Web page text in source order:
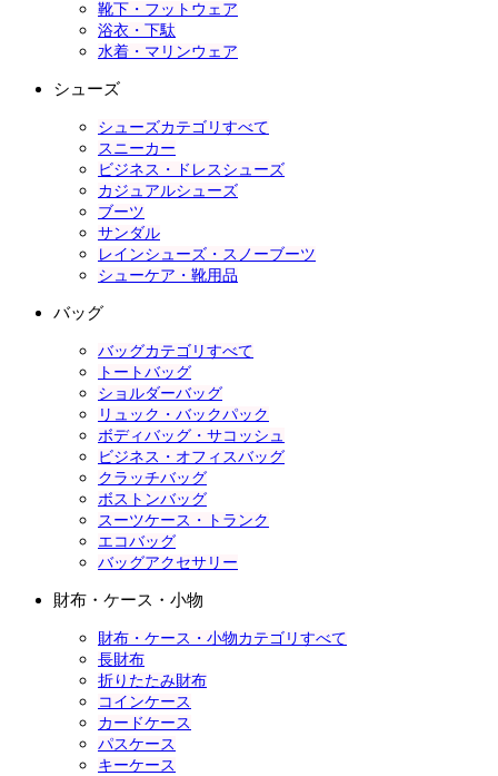
靴下・フットウェア
浴衣・下駄
水着・マリンウェア
シューズ
シューズカテゴリすべて
スニーカー
ビジネス・ドレスシューズ
カジュアルシューズ
ブーツ
サンダル
レインシューズ・スノーブーツ
シューケア・靴用品
バッグ
バッグカテゴリすべて
トートバッグ
ショルダーバッグ
リュック・バックパック
ボディバッグ・サコッシュ
ビジネス・オフィスバッグ
クラッチバッグ
ボストンバッグ
スーツケース・トランク
エコバッグ
バッグアクセサリー
財布・ケース・小物
財布・ケース・小物カテゴリすべて
長財布
折りたたみ財布
コインケース
カードケース
パスケース
キーケース